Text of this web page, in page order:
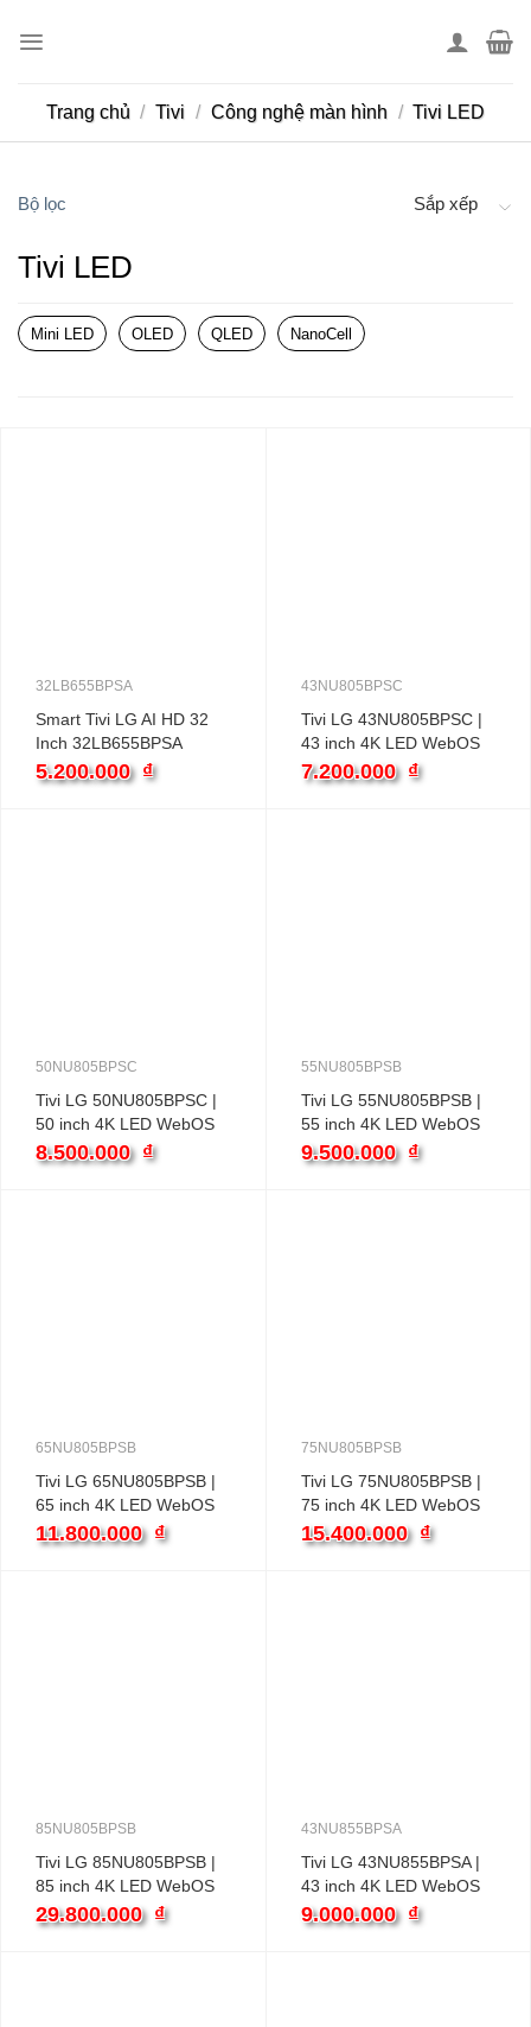
Trang chủ / Tivi / Công nghệ màn hình / Tivi LED
Bộ lọc Sắp xếp
Tivi LED
Mini LED OLED QLED NanoCell
32LB655BPSA
Smart Tivi LG AI HD 32
Inch 32LB655BPSA
5.200.000 ₫
43NU805BPSC
Tivi LG 43NU805BPSC |
43 inch 4K LED WebOS
7.200.000 ₫
50NU805BPSC
Tivi LG 50NU805BPSC |
50 inch 4K LED WebOS
8.500.000 ₫
55NU805BPSB
Tivi LG 55NU805BPSB |
55 inch 4K LED WebOS
9.500.000 ₫
65NU805BPSB
Tivi LG 65NU805BPSB |
65 inch 4K LED WebOS
11.800.000 ₫
75NU805BPSB
Tivi LG 75NU805BPSB |
75 inch 4K LED WebOS
15.400.000 ₫
85NU805BPSB
Tivi LG 85NU805BPSB |
85 inch 4K LED WebOS
29.800.000 ₫
43NU855BPSA
Tivi LG 43NU855BPSA |
43 inch 4K LED WebOS
9.000.000 ₫